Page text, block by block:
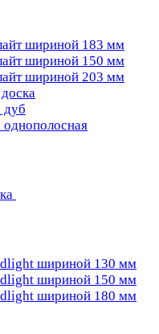
шириной 183 мм
шириной 150 мм
шириной 203 мм
дуб
однополосная
шириной 130 мм
шириной 150 мм
шириной 180 мм